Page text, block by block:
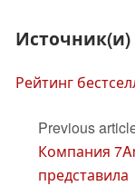
Источник(и)
Рейтинг
Previous
Компания
представила